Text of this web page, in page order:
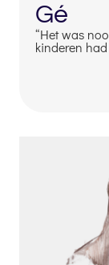
Gé
“Het was
kinderen